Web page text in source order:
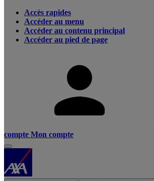
Accès rapides
Accéder au menu
Accéder au contenu principal
Accéder au pied de page
compte Mon compte